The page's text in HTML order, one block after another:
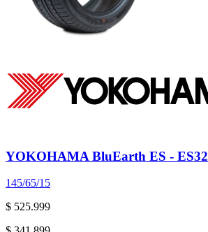
YOKOHAMA BluEarth ES - ES32
145/65/15
$ 525.999